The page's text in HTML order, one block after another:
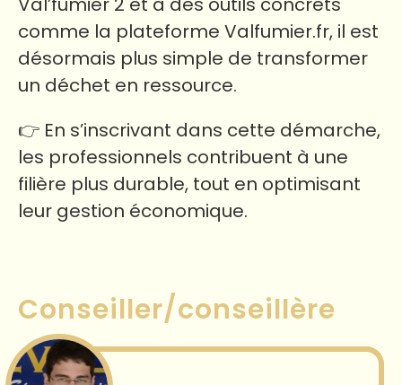
comme la plateforme Valfumier.fr, il est
désormais plus simple de transformer
un déchet en ressource.
👉 En s’inscrivant dans cette démarche,
les professionnels contribuent à une
filière plus durable, tout en optimisant
leur gestion économique.
Conseiller/conseillère